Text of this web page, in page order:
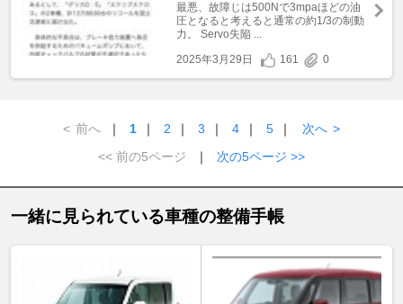
最悪、故障じは500Nで3mpaほどの油
圧となると考えると通常の約1/3の制動
力。 Servo失陥 ...
2025年3月29日
161 0
< 前へ ｜ 1 ｜ 2 ｜ 3 ｜ 4 ｜ 5 ｜ 次へ >
<< 前の5ページ
｜ 次の5ページ >>
一緒に見られている車種の整備手帳